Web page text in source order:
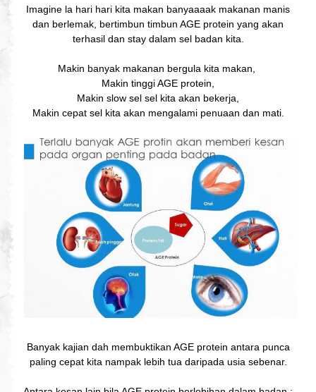
Imagine la hari hari kita makan banyaaaak makanan manis
dan berlemak, bertimbun timbun AGE protein yang akan
terhasil dan stay dalam sel badan kita.
Makin banyak makanan bergula kita makan,
Makin tinggi AGE protein,
Makin slow sel sel kita akan bekerja,
Makin cepat sel kita akan mengalami penuaan dan mati.
Banyak kajian dah membuktikan AGE protein antara punca
paling cepat kita nampak lebih tua daripada usia sebenar.